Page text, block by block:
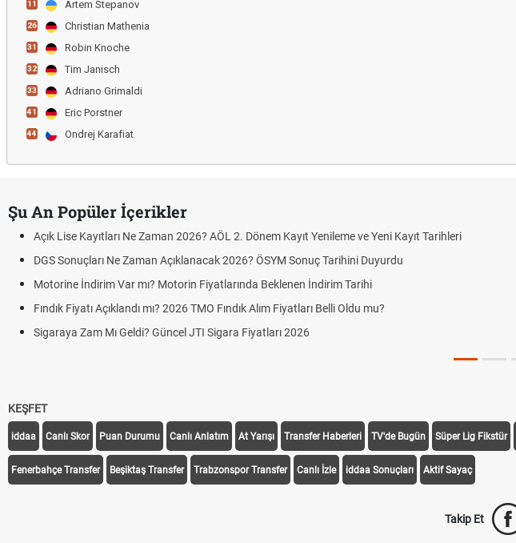
11 Artem Stepanov
26 Christian Mathenia
31 Robin Knoche
32 Tim Janisch
33 Adriano Grimaldi
41 Eric Porstner
44 Ondrej Karafiat
Şu An Popüler İçerikler
Açık Lise Kayıtları Ne Zaman 2026? AÖL 2. Dönem Kayıt Yenileme ve Yeni Kayıt Tarihleri
DGS Sonuçları Ne Zaman Açıklanacak 2026? ÖSYM Sonuç Tarihini Duyurdu
Motorine İndirim Var mı? Motorin Fiyatlarında Beklenen İndirim Tarihi
Fındık Fiyatı Açıklandı mı? 2026 TMO Fındık Alım Fiyatları Belli Oldu mu?
Sigaraya Zam Mı Geldi? Güncel JTI Sigara Fiyatları 2026
KEŞFET
iddaa Canlı Skor Puan Durumu Canlı Anlatım At Yarışı Transfer Haberleri TV'de Bugün Süper Lig Fikstür
Fenerbahçe Transfer Beşiktaş Transfer Trabzonspor Transfer Canlı İzle iddaa Sonuçları Aktif Sayaç
Takip Et